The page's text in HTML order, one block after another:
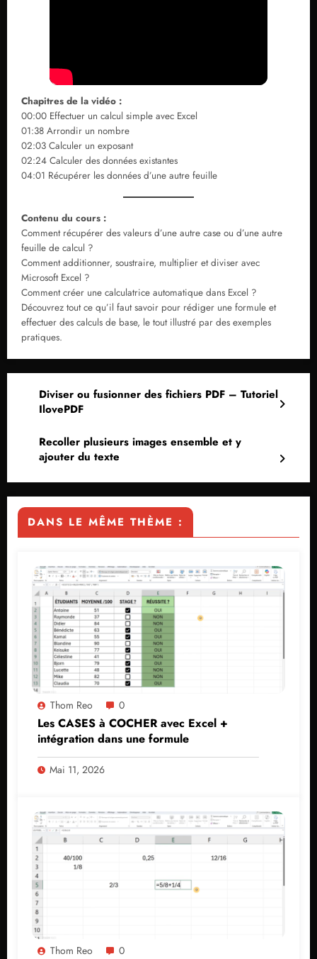
Chapitres de la vidéo :
00:00 Effectuer un calcul simple avec Excel
01:38 Arrondir un nombre
02:03 Calculer un exposant
02:24 Calculer des données existantes
04:01 Récupérer les données d’une autre feuille
Contenu du cours :
Comment récupérer des valeurs d’une autre case ou d’une autre
feuille de calcul ?
Comment additionner, soustraire, multiplier et diviser avec
Microsoft Excel ?
Comment créer une calculatrice automatique dans Excel ?
Découvrez tout ce qu’il faut savoir pour rédiger une formule et
effectuer des calculs de base, le tout illustré par des exemples
pratiques.
Diviser ou fusionner des fichiers PDF – Tutoriel
IlovePDF
Recoller plusieurs images ensemble et y
ajouter du texte
DANS LE MÊME THÈME :
Thom Reo 0
Les CASES à COCHER avec Excel +
intégration dans une formule
Mai 11, 2026
Thom Reo 0